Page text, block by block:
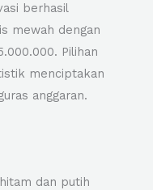
berhasil
mewah dengan
Pilihan
menciptakan
anggaran.
dan putih